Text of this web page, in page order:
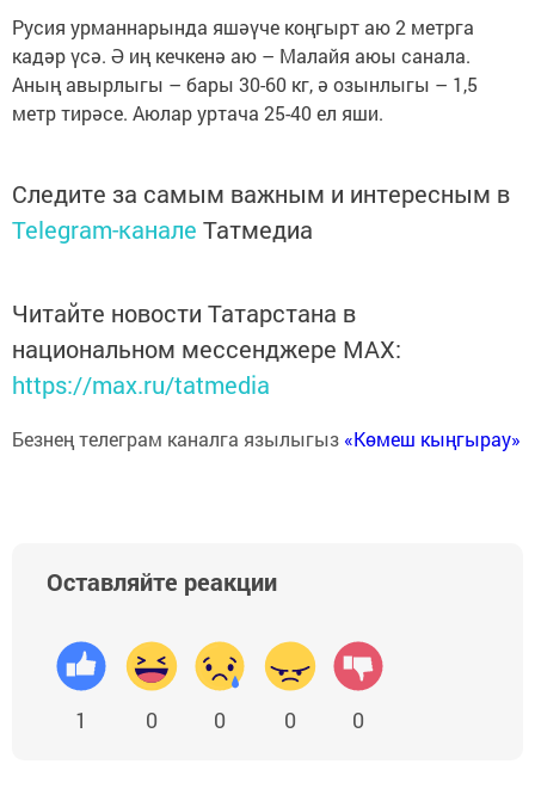
Русия урманнарында яшәүче коңгырт аю 2 метрга
кадәр үсә. Ә иң кечкенә аю – Малайя аюы санала.
Аның авырлыгы – бары 30-60 кг, ә озынлыгы – 1,5
метр тирәсе. Аюлар уртача 25-40 ел яши.
Следите за самым важным и интересным в
Telegram-канале Татмедиа
Читайте новости Татарстана в
национальном мессенджере MАХ:
https://max.ru/tatmedia
Безнең телеграм каналга язылыгыз «Көмеш кыңгырау»
Оставляйте реакции
1 0 0 0 0